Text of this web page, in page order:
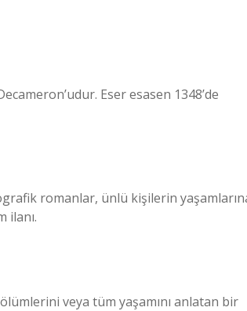
Eser esasen 1348’de
romanlar, ünlü kişilerin
ilanı.
veya tüm yaşamını anlatan bir